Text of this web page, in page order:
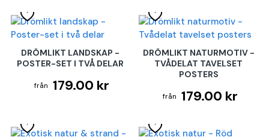
DRÖMLIKT LANDSKAP -
POSTER-SET I TVÅ DELAR
179.00 kr
DRÖMLIKT NATURMOTIV -
TVÅDELAT TAVELSET
POSTERS
179.00 kr